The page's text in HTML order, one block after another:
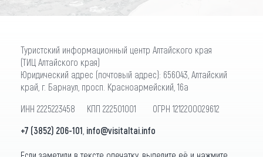
Туристский информационный центр Алтайского края
(ТИЦ Алтайского края)
Юридический адрес (почтовый адрес): 656043, Алтайский
край, г. Барнаул, просп. Красноармейский, 16а
ИНН 2225223458 КПП 222501001 ОГРН 1212200029612
+7 (3852) 206-101 info@visitaltai.info
Если заметили в тексте опечатку, выделите её и нажмите